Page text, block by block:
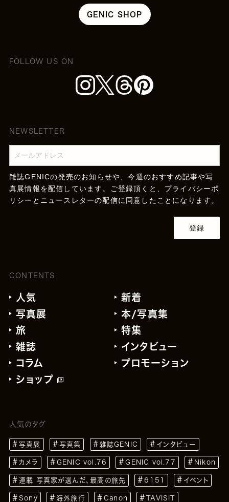
GENIC SHOP
FOLLOW US ON
NEWSLETTER
雑誌GENICの発売のお知らせや、今週のおすすめ記事や写
真展情報を配信しています。ご登録頂くと、 プライバシーポ
リシー とニュースレターの配信に同意したことになります。
登録
CONTENTS
人気
新着
写真展
本/写真集
旅
特集
雑誌
インタビュー
コラム
プロモーション
ショップ
人気のタグ
写真展 写真集 雑誌GENIC インタビュー
カメラ GENIC vol.76 GENIC vol.77 Nikon
連載 写真家が選んだ、最高の旅先 6151 イベント
Sony 海外旅行 Canon TAVISIT